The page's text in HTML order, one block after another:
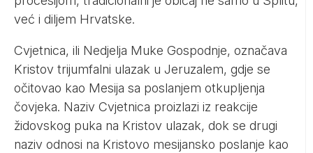
već i diljem Hrvatske.
Cvjetnica, ili Nedjelja Muke Gospodnje, označava
Kristov trijumfalni ulazak u Jeruzalem, gdje se
očitovao kao Mesija sa poslanjem otkupljenja
čovjeka. Naziv Cvjetnica proizlazi iz reakcije
židovskog puka na Kristov ulazak, dok se drugi
naziv odnosi na Kristovo mesijansko poslanje kao